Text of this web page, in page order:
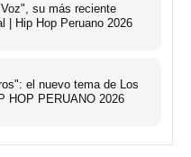
su más reciente
| Hip Hop Peruano 2026
el nuevo tema de Los
HOP PERUANO 2026